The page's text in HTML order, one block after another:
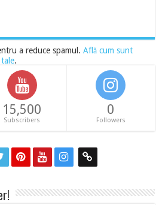
a reduce spamul.Află cum sunt
.
15,500
Subscribers
0
Followers